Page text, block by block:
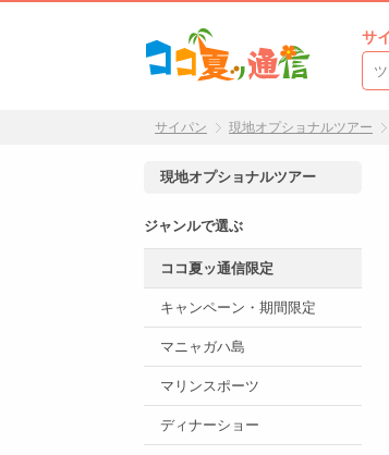
サ
サイパン 現地オプショナルツアー
現地オプショナルツアー
ジャンルで選ぶ
ココ夏ッ通信限定
キャンペーン・期間限定
マニャガハ島
マリンスポーツ
ディナーショー